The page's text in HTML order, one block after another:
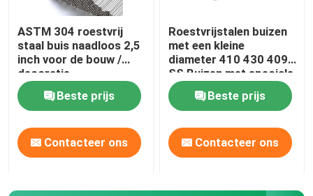
ASTM 304 roestvrij
staal buis naadloos 2,5
inch voor de bouw /
decoratie
Beste prijs
Contacteer ons
Roestvrijstalen buizen
met een kleine
diameter 410 430 409
SS Buizen met speciale
vorm
Beste prijs
Contacteer ons